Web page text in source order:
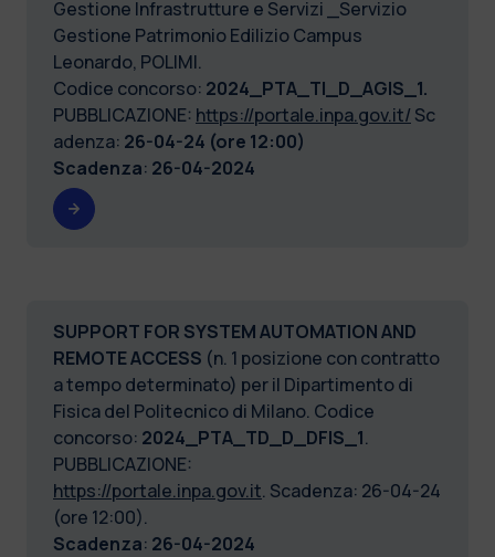
Gestione Infrastrutture e Servizi _Servizio
Gestione Patrimonio Edilizio Campus
Leonardo, POLIMI.
Codice concorso: 2024_PTA_TI_D_AGIS_1.
PUBBLICAZIONE: https://portale.inpa.gov.it/ Sc
adenza: 26-04-24 (ore 12:00)
Scadenza: 26-04-2024
SUPPORT FOR SYSTEM AUTOMATION AND
REMOTE ACCESS (n. 1 posizione con contratto
a tempo determinato) per il Dipartimento di
Fisica del Politecnico di Milano. Codice
concorso: 2024_PTA_TD_D_DFIS_1.
PUBBLICAZIONE:
https://portale.inpa.gov.it. Scadenza: 26-04-24
(ore 12:00).
Scadenza: 26-04-2024